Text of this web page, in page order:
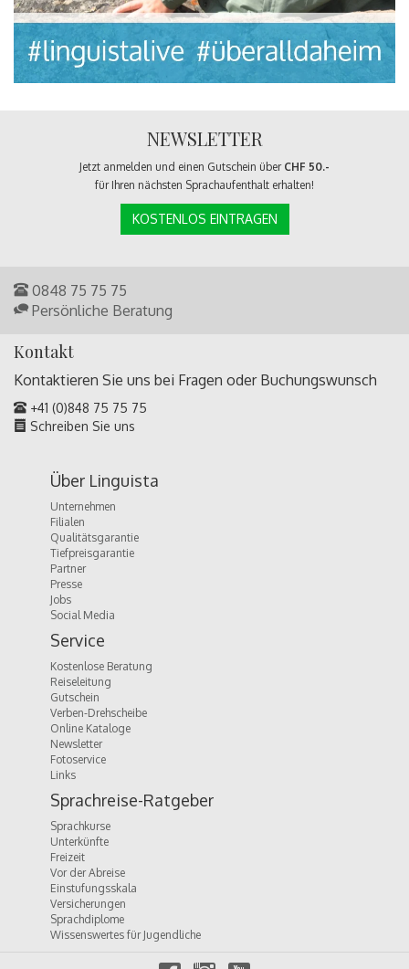
NEWSLETTER
Jetzt anmelden und einen Gutschein über CHF 50.-
für Ihren nächsten Sprachaufenthalt erhalten!
KOSTENLOS EINTRAGEN
0848 75 75 75
Persönliche Beratung
Kontakt
Kontaktieren Sie uns bei Fragen oder Buchungswunsch
+41 (0)848 75 75 75
Schreiben Sie uns
Über Linguista
Unternehmen
Filialen
Qualitätsgarantie
Tiefpreisgarantie
Partner
Presse
Jobs
Social Media
Service
Kostenlose Beratung
Reiseleitung
Gutschein
Verben-Drehscheibe
Online Kataloge
Newsletter
Fotoservice
Links
Sprachreise-Ratgeber
Sprachkurse
Unterkünfte
Freizeit
Vor der Abreise
Einstufungsskala
Versicherungen
Sprachdiplome
Wissenswertes für Jugendliche